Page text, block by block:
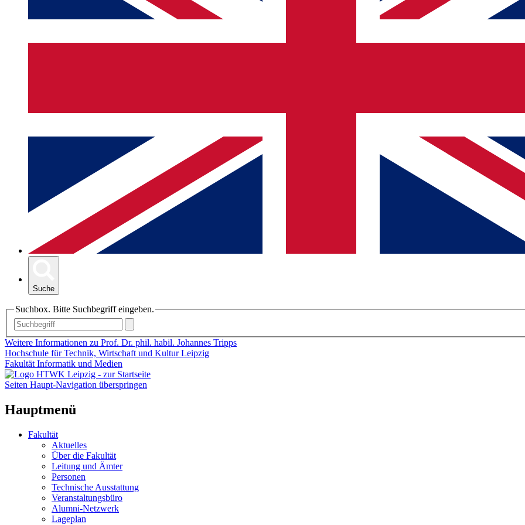
Suche
Suchbox. Bitte Suchbegriff eingeben.
Weitere Informationen zu Prof. Dr. phil. habil. Johannes Tripps
Hochschule für Technik, Wirtschaft und Kultur Leipzig
Fakultät Informatik und Medien
Seiten Haupt-Navigation überspringen
Hauptmenü
Fakultät
Aktuelles
Über die Fakultät
Leitung und Ämter
Personen
Technische Ausstattung
Veranstaltungsbüro
Alumni-Netzwerk
Lageplan